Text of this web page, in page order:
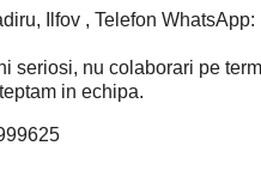
Ilfov , Telefon WhatsApp:
seriosi, nu colaborari pe
in echipa.